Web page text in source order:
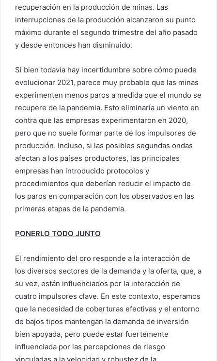
recuperación en la producción de minas. Las
interrupciones de la producción alcanzaron su punto
máximo durante el segundo trimestre del año pasado
y desde entonces han disminuido.
Si bien todavía hay incertidumbre sobre cómo puede
evolucionar 2021, parece muy probable que las minas
experimenten menos paros a medida que el mundo se
recupere de la pandemia. Esto eliminaría un viento en
contra que las empresas experimentaron en 2020,
pero que no suele formar parte de los impulsores de
producción. Incluso, si las posibles segundas ondas
afectan a los países productores, las principales
empresas han introducido protocolos y
procedimientos que deberían reducir el impacto de
los paros en comparación con los observados en las
primeras etapas de la pandemia.
PONERLO TODO JUNTO
El rendimiento del oro responde a la interacción de
los diversos sectores de la demanda y la oferta, que, a
su vez, están influenciados por la interacción de
cuatro impulsores clave. En este contexto, esperamos
que la necesidad de coberturas efectivas y el entorno
de bajos tipos mantengan la demanda de inversión
bien apoyada, pero puede estar fuertemente
influenciada por las percepciones de riesgo